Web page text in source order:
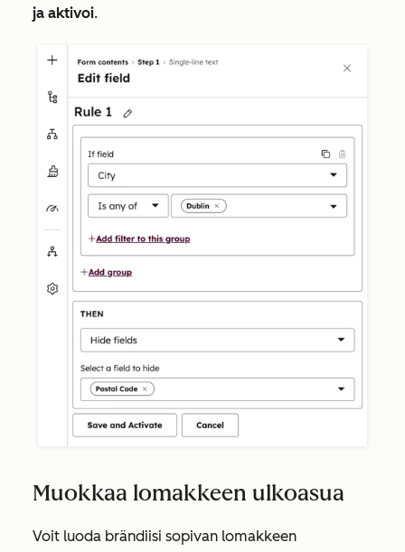
ja aktivoi.
Muokkaa lomakkeen ulkoasua
Voit luoda brändiisi sopivan lomakkeen